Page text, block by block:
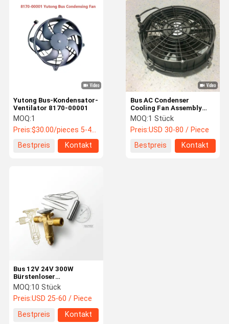
Yutong Bus-Kondensator-
Ventilator 8170-00001
MOQ:1
Preis:$30.00/pieces 5-49 pieces
Bestpreis
Kontakt
Bus AC Condenser
Cooling Fan Assembly
8114-00811 24V DC High
Airflow Electric Radiator
for Yutong King Long
MOQ:1 Stück
Preis:USD 30-80 / Piece
Bestpreis
Kontakt
Bus 12V 24V 300W
Bürstenloser
Kondensator
Kühlventilator Motor
Hocheffizienz HVAC AC
Bus Ersatzteile
MOQ:10 Stück
Preis:USD 25-60 / Piece
Bestpreis
Kontakt